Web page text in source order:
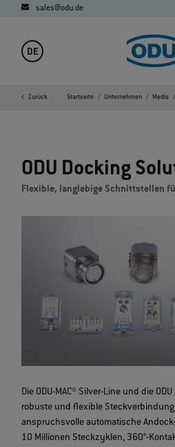
sales@odu.de
DE
Zurück Startseite Unternehmen Media
ODU Docking
Flexible, langlebige Schnittstellen
Die ODU-MAC® Silver-Line und die
robuste und flexible
anspruchsvolle automatische
10 Millionen Steckzyklen, 360°-